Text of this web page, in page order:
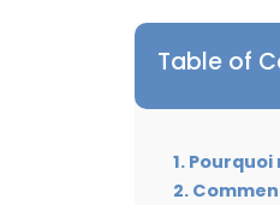
Table of
Pourquoi